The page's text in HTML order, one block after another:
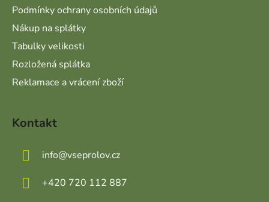
Podmínky ochrany osobních údajů
Nákup na splátky
Tabulky velikosti
Rozložená splátka
Reklamace a vrácení zboží
Kontakt
info@vseprolov.cz
+420 720 112 887